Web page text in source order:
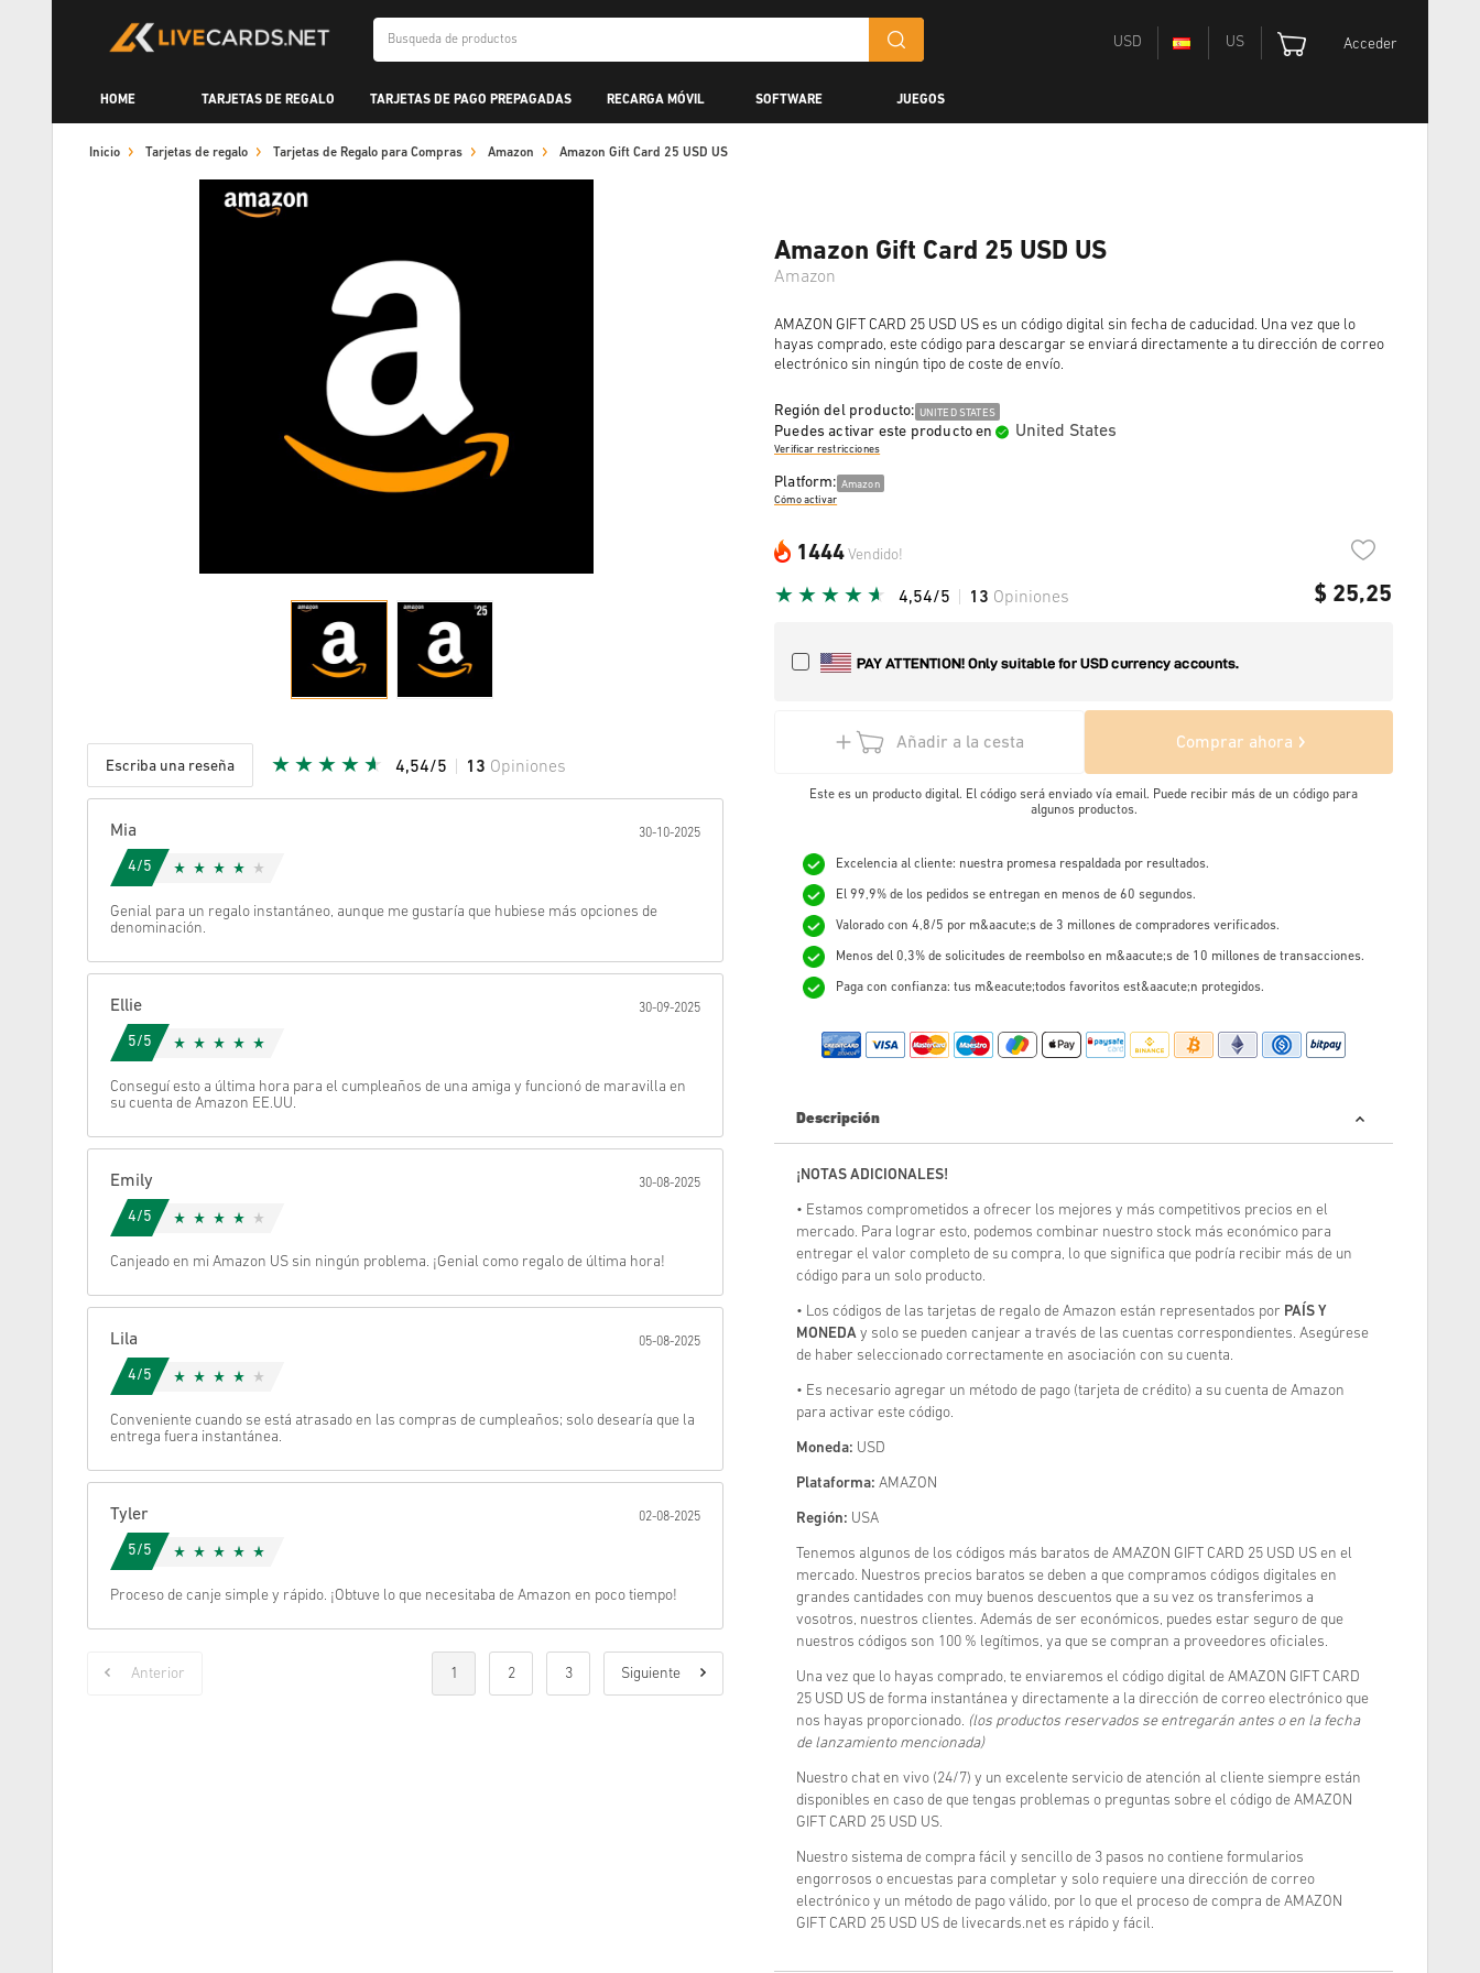
USD US Acceder
HOME TARJETAS DE REGALO TARJETAS DE PAGO PREPAGADAS RECARGA MÓVIL SOFTWARE JUEGOS
Inicio Tarjetas de regalo Tarjetas de Regalo para Compras Amazon Amazon Gift Card 25 USD US
Escriba una reseña 4,54/5 13 Opiniones
Cancelar
Mia 30-10-2025
4/5
Genial para un regalo instantáneo, aunque me gustaría que hubiese más opciones de
denominación.
Ellie 30-09-2025
5/5
Conseguí esto a última hora para el cumpleaños de una amiga y funcionó de maravilla en
su cuenta de Amazon EE.UU.
Emily 30-08-2025
4/5
Canjeado en mi Amazon US sin ningún problema. ¡Genial como regalo de última hora!
Lila 05-08-2025
4/5
Conveniente cuando se está atrasado en las compras de cumpleaños; solo desearía que la
entrega fuera instantánea.
Tyler 02-08-2025
5/5
Proceso de canje simple y rápido. ¡Obtuve lo que necesitaba de Amazon en poco tiempo!
Anterior 1 2 3 Siguiente
Amazon Gift Card 25 USD US
Amazon
AMAZON GIFT CARD 25 USD US es un código digital sin fecha de caducidad. Una vez que lo
hayas comprado, este código para descargar se enviará directamente a tu dirección de correo
electrónico sin ningún tipo de coste de envío.
Región del producto: UNITED STATES
Puedes activar este producto en United States
Verificar restricciones
Platform: Amazon
Cómo activar
1444 Vendido!
$ 25,25
4,54/5 13 Opiniones
Añadir a la cesta Comprar ahora
Este es un producto digital. El código será enviado vía email. Puede recibir más de un código para
algunos productos.
Excelencia al cliente: nuestra promesa respaldada por resultados.
El 99,9% de los pedidos se entregan en menos de 60 segundos.
Valorado con 4,8/5 por m&aacute;s de 3 millones de compradores verificados.
Menos del 0,3% de solicitudes de reembolso en m&aacute;s de 10 millones de transacciones.
Paga con confianza: tus m&eacute;todos favoritos est&aacute;n protegidos.
Descripción
¡NOTAS ADICIONALES!
• Estamos comprometidos a ofrecer los mejores y más competitivos precios en el
mercado. Para lograr esto, podemos combinar nuestro stock más económico para
entregar el valor completo de su compra, lo que significa que podría recibir más de un
código para un solo producto.
• Los códigos de las tarjetas de regalo de Amazon están representados por PAÍS Y
MONEDA y solo se pueden canjear a través de las cuentas correspondientes. Asegúrese
de haber seleccionado correctamente en asociación con su cuenta.
• Es necesario agregar un método de pago (tarjeta de crédito) a su cuenta de Amazon
para activar este código.
Moneda: USD
Plataforma: AMAZON
Región: USA
Tenemos algunos de los códigos más baratos de AMAZON GIFT CARD 25 USD US en el
mercado. Nuestros precios baratos se deben a que compramos códigos digitales en
grandes cantidades con muy buenos descuentos que a su vez os transferimos a
vosotros, nuestros clientes. Además de ser económicos, puedes estar seguro de que
nuestros códigos son 100 % legítimos, ya que se compran a proveedores oficiales.
Una vez que lo hayas comprado, te enviaremos el código digital de AMAZON GIFT CARD
25 USD US de forma instantánea y directamente a la dirección de correo electrónico que
nos hayas proporcionado. (los productos reservados se entregarán antes o en la fecha
de lanzamiento mencionada)
Nuestro chat en vivo (24/7) y un excelente servicio de atención al cliente siempre están
disponibles en caso de que tengas problemas o preguntas sobre el código de AMAZON
GIFT CARD 25 USD US.
Nuestro sistema de compra fácil y sencillo de 3 pasos no contiene formularios
engorrosos o encuestas para completar y solo requiere una dirección de correo
electrónico y un método de pago válido, por lo que el proceso de compra de AMAZON
GIFT CARD 25 USD US de livecards.net es rápido y fácil.